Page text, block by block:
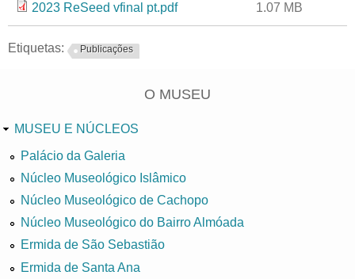
2023 ReSeed vfinal pt.pdf 1.07 MB
Etiquetas: Publicações
O MUSEU
MUSEU E NÚCLEOS
Palácio da Galeria
Núcleo Museológico Islâmico
Núcleo Museológico de Cachopo
Núcleo Museológico do Bairro Almóada
Ermida de São Sebastião
Ermida de Santa Ana